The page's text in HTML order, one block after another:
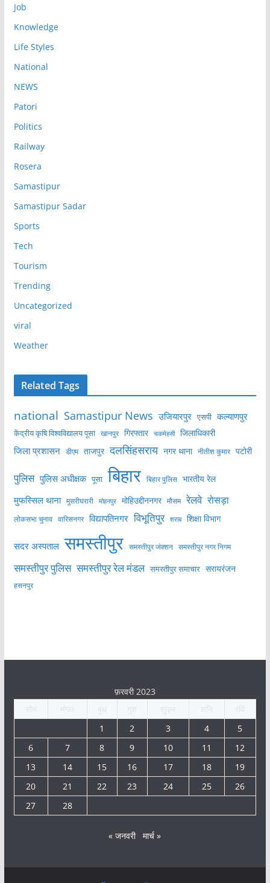
Job
Knowledge
Life Styles
National
NEWS
Patori
Politics
Railway
Rosera
Samastipur
Samastipur Sadar
Sports
Tech
Tourism
Trending
Uncategorized
viral
Weather
Related Tags
national Samastipur News उजियारपुर एसपी कल्याणपुर
केंद्रीय कृषि विश्वविद्यालय पूसा खानपुर गिरफ्तार चकमेहसी जिलाधिकारी
जिला प्रशासन डीएम ताजपुर दलसिंहसराय नगर थाना नीतीश कुमार पटोरी
पुलिस पुलिस अधीक्षक पूसा बिहार बिहार पुलिस भारतीय रेल
मुफस्सिल थाना मुसरीघरारी मोहनपुर मोहिउद्दीननगर मौसम रेलवे रोसड़ा
लोकसभा चुनाव वारिसनगर विद्यापतिनगर विभूतिपुर शराब शिक्षा विभाग
सदर अस्पताल समस्तीपुर समस्तीपुर जंक्शन समस्तीपुर नगर निगम
समस्तीपुर पुलिस समस्तीपुर रेल मंडल समस्तीपुर समाचार सरायरंजन
हसनपुर
फ़रवरी 2023
1
2 3 4
5
6
7 8 9 10 11
12
13
14 15 16 17 18
19
20
21 22 23 24 25
26
27
28
« जनवरी मार्च »